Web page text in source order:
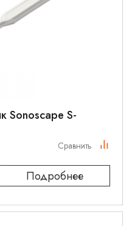
Sonoscape S-
Подробнее
Сравнить